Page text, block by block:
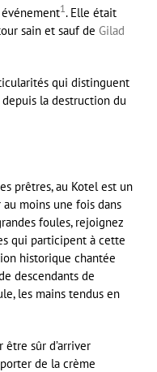
1. Elle était
sain et sauf de Gilad
qui distinguent
depuis la destruction du
prêtres, au Kotel est un
moins une fois dans
foules, rejoignez
qui participent à cette
historique chantée
descendants de
les mains tendus en
être sûr d’arriver
de la crème